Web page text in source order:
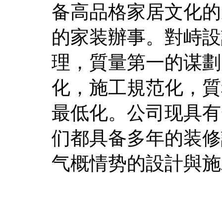
备高品格家居文化
的家装辦事。對峙
理，質量第一的谋
化，施工規范化，
最低化。公司现具
们都具备多年的装
气概情势的設計與